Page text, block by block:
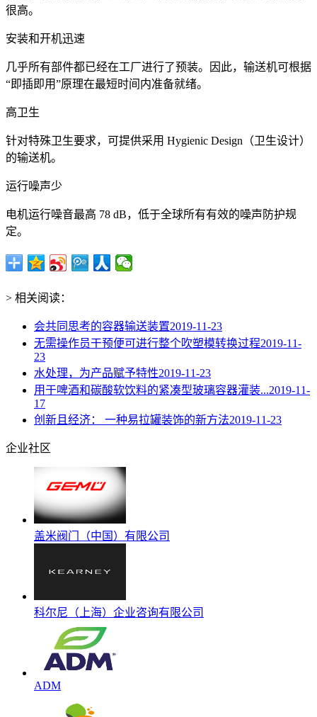
很高。
安装和开机迅速
几乎所有部件都已经在工厂进行了预装。因此，输送机可根据
“即插即用”原理在最短时间内准备就绪。
高卫生
针对特殊卫生要求，可提供采用 Hygienic Design（卫生设计）
的输送机。
运行噪声少
电机运行噪音最高 78 dB，低于全球所有有效的噪声防护规
定。
> 相关阅读：
会共同思考的容器输送装置2019-11-23
无需操作员干预便可进行整个吹塑模转换过程2019-11-
23
水处理，为产品赋予特性2019-11-23
用于啤酒和碳酸软饮料的紧凑型玻璃容器灌装...2019-11-
17
创新且经济： 一种易拉罐装饰的新方法2019-11-23
企业社区
盖米阀门（中国）有限公司
科尔尼（上海）企业咨询有限公司
ADM